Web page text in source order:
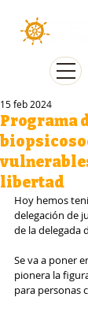
Programa
libertad
15 feb 2024
Hoy hemos
delegación de
de la delegada
Se va a poner
pionera la
para personas